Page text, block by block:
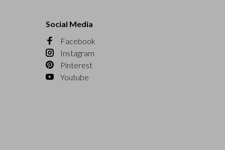
Social Media
Facebook
Instagram
Pinterest
Youtube